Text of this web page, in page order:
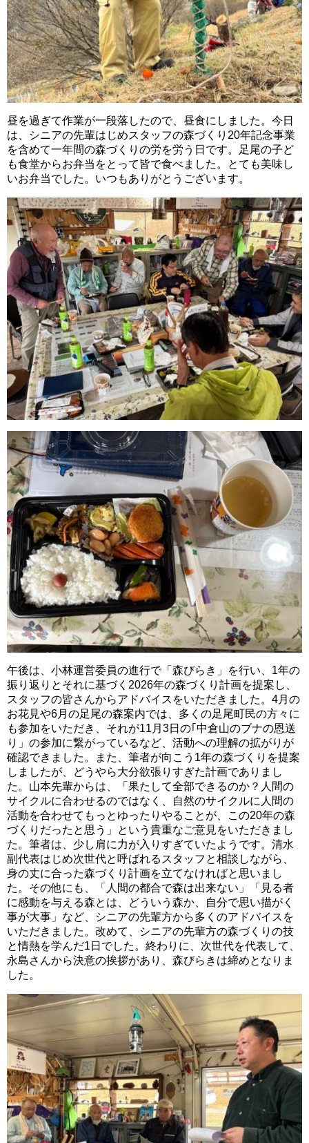
昼を過ぎて作業が一段落したので、昼食にしました。今日
は、シニアの先輩はじめスタッフの森づくり20年記念事業
を含めて一年間の森づくりの労を労う日です。足尾の子ど
も食堂からお弁当をとって皆で食べました。とても美味し
いお弁当でした。いつもありがとうございます。
午後は、小林運営委員の進行で「森びらき」を行い、1年の
振り返りとそれに基づく2026年の森づくり計画を提案し、
スタッフの皆さんからアドバイスをいただきました。4月の
お花見や6月の足尾の森案内では、多くの足尾町民の方々に
も参加をいただき、それが11月3日の｢中倉山のブナの恩送
り」の参加に繋がっているなど、活動への理解の拡がりが
確認できました。また、筆者が向こう1年の森づくりを提案
しましたが、どうやら大分欲張りすぎた計画でありまし
た。山本先輩からは、「果たして全部できるのか？人間の
サイクルに合わせるのではなく、自然のサイクルに人間の
活動を合わせてもっとゆったりやることが、この20年の森
づくりだったと思う」という貴重なご意見をいただきまし
た。筆者は、少し肩に力が入りすぎていたようです。清水
副代表はじめ次世代と呼ばれるスタッフと相談しながら、
身の丈に合った森づくり計画を立てなければと思いまし
た。その他にも、「人間の都合で森は出来ない」「見る者
に感動を与える森とは、どういう森か、自分で思い描がく
事が大事」など、シニアの先輩方から多くのアドバイスを
いただきました。改めて、シニアの先輩方の森づくりの技
と情熱を学んだ1日でした。終わりに、次世代を代表して、
永島さんから決意の挨拶があり、森びらきは締めとなりま
した。